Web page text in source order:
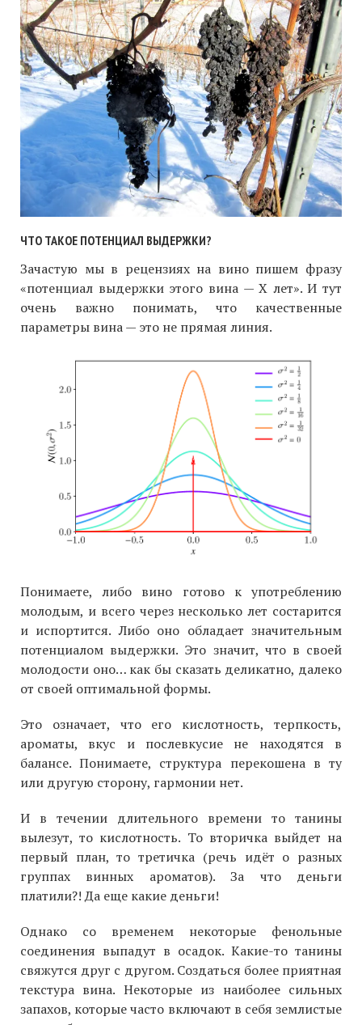
ЧТО ТАКОЕ ПОТЕНЦИАЛ ВЫДЕРЖКИ?
Зачастую мы в рецензиях на вино пишем фразу
«потенциал выдержки этого вина — Х лет». И тут
очень важно понимать, что качественные
параметры вина — это не прямая линия.
Понимаете, либо вино готово к употреблению
молодым, и всего через несколько лет состарится
и испортится. Либо оно обладает значительным
потенциалом выдержки. Это значит, что в своей
молодости оно… как бы сказать деликатно, далеко
от своей оптимальной формы.
Это означает, что его кислотность, терпкость,
ароматы, вкус и послевкусие не находятся в
балансе. Понимаете, структура перекошена в ту
или другую сторону, гармонии нет.
И в течении длительного времени то танины
вылезут, то кислотность. То вторичка выйдет на
первый план, то третичка (речь идёт о разных
группах винных ароматов). За что деньги
платили?! Да еще какие деньги!
Однако со временем некоторые фенольные
соединения выпадут в осадок. Какие-то танины
свяжутся друг с другом. Создаться более приятная
текстура вина. Некоторые из наиболее сильных
запахов, которые часто включают в себя землистые